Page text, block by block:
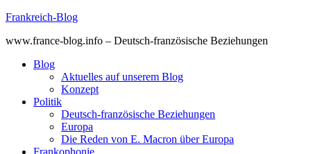
Skip
content
Frankreich-Blog
www.france-blog.info – Deutsch-französische Beziehungen
Blog
Aktuelles auf unserem Blog
Konzept
Politik
Deutsch-französische Beziehungen
Europa
Die Reden von E. Macron über Europa
Frankophonie